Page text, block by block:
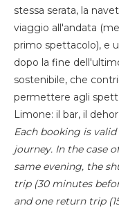
stessa serata, la
viaggio all'andata
primo spettacolo), e
dopo la fine
sostenibile, che
permettere agli
Limone: il bar, il
Each booking is
journey. In the case
same evening, the
trip (30 minutes
and one return trip